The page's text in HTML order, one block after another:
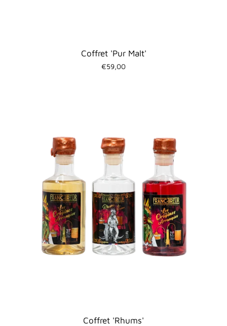
Coffret 'Pur Malt'
€59,00
Coffret 'Rhums'